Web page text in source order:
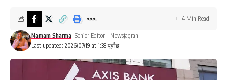
Last updated: 2026/07/19 at 1:38 पूर्वाह्न
Namam Sharma- Senior Editor – Newsjagran
4 Min Read